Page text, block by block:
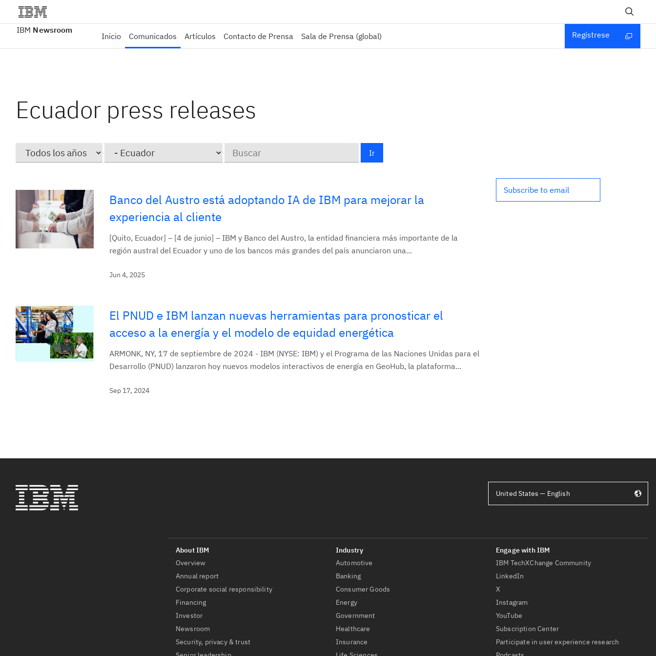
IBM Newsroom
Inicio Comunicados Artículos Contacto de Prensa Sala de Prensa (global) Regístrese
Ecuador press releases
Ir
Banco del Austro está adoptando IA de IBM para mejorar la
experiencia al cliente
[Quito, Ecuador] – [4 de junio] – IBM y Banco del Austro, la entidad financiera más importante de la
región austral del Ecuador y uno de los bancos más grandes del país anunciaron una...
Jun 4, 2025
El PNUD e IBM lanzan nuevas herramientas para pronosticar el
acceso a la energía y el modelo de equidad energética
ARMONK, NY, 17 de septiembre de 2024 - IBM (NYSE: IBM) y el Programa de las Naciones Unidas para el
Desarrollo (PNUD) lanzaron hoy nuevos modelos interactivos de energía en GeoHub, la plataforma...
Sep 17, 2024
Subscribe to email
Overview
Annual report
Corporate social responsibility
Financing
Investor
Newsroom
Security, privacy & trust
Automotive
Banking
Consumer Goods
Energy
Government
Healthcare
Insurance
IBM TechXChange Community
LinkedIn
X
Instagram
YouTube
Subscription Center
Participate in user experience research
United States — English